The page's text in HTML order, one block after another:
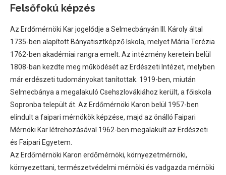
Felsőfokú képzés
Az Erdőmérnöki Kar jogelődje a Selmecbányán III. Károly által
1735-ben alapított Bányatisztképző Iskola, melyet Mária Terézia
1762-ben akadémiai rangra emelt. Az intézmény keretein belül
1808-ban kezdte meg működését az Erdészeti Intézet, melyben
már erdészeti tudományokat tanítottak. 1919-ben, miután
Selmecbánya a megalakuló Csehszlovákiához került, a főiskola
Sopronba települt át. Az Erdőmérnöki Karon belül 1957-ben
elindult a faipari mérnökök képzése, majd az önálló Faipari
Mérnöki Kar létrehozásával 1962-ben megalakult az Erdészeti
és Faipari Egyetem.
Az Erdőmérnöki Karon erdőmérnöki, környezetmérnöki,
környezettani, természetvédelmi mérnöki és vadgazda mérnöki